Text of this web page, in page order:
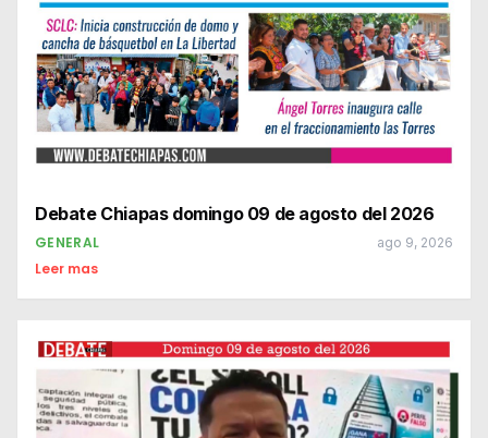
Debate Chiapas domingo 09 de agosto del 2026
GENERAL ago 9, 2026
Leer mas